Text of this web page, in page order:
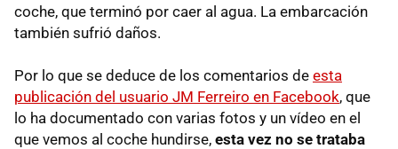
coche, que terminó por caer al agua. La embarcación
también sufrió daños.
Por lo que se deduce de los comentarios de esta
publicación del usuario JM Ferreiro en Facebook, que
lo ha documentado con varias fotos y un vídeo en el
que vemos al coche hundirse, esta vez no se trataba